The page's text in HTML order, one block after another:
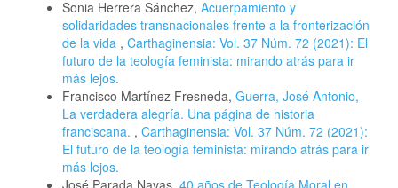
Sonia Herrera Sánchez, Acuerpamiento y
solidaridades transnacionales frente a la fronterización
de la vida , Carthaginensia: Vol. 37 Núm. 72 (2021): El
futuro de la teología feminista: mirando atrás para ir
más lejos.
Francisco Martínez Fresneda, Guerra, José Antonio,
La verdadera alegría. Una página de historia
franciscana. , Carthaginensia: Vol. 37 Núm. 72 (2021):
El futuro de la teología feminista: mirando atrás para ir
más lejos.